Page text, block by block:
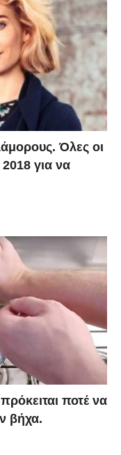
Όλες οι
για να
ποτέ να
βήχα.